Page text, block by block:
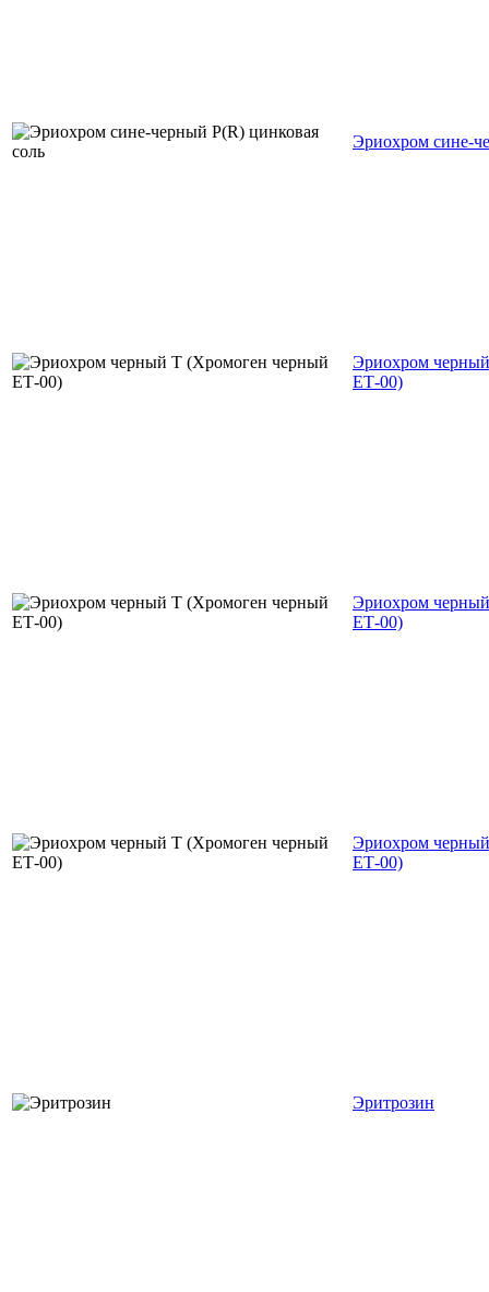
Эриохром сине-
Эриохром
ЕТ-00)
Эриохром
ЕТ-00)
Эриохром
ЕТ-00)
Эритрозин